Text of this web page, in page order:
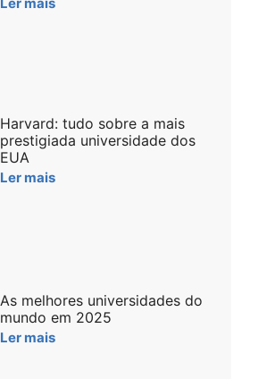
Harvard: tudo sobre a mais
prestigiada universidade dos
EUA
Ler mais
As melhores universidades do
mundo em 2025
Ler mais